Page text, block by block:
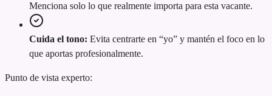
Menciona solo lo que realmente importa para esta vacante.
Cuida el tono: Evita centrarte en “yo” y mantén el foco en lo
que aportas profesionalmente.
Punto de vista experto: